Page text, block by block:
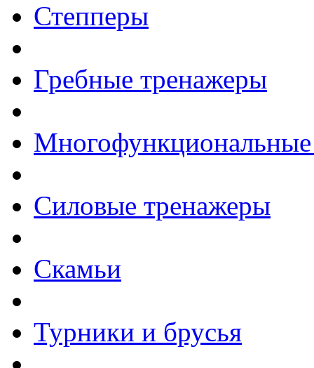
Степперы
Гребные тренажеры
Силовые тренажеры
Скамьи
Турники и брусья